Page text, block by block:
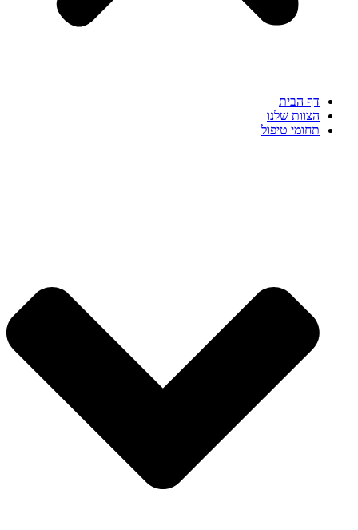
דף הבית
הצוות שלנו
תחומי טיפול